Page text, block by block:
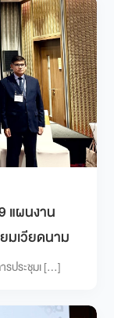
แผนงาน
มเวียดนาม
รประชุมเ […]